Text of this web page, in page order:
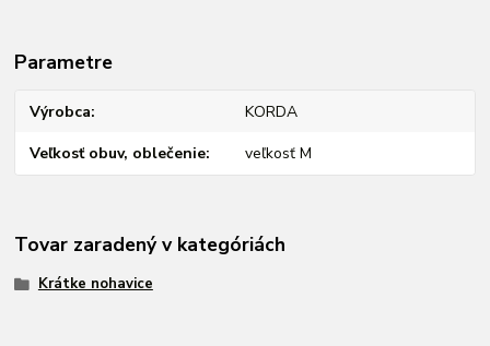
Parametre
Výrobca KORDA
Veľkosť obuv, oblečenie veľkosť M
Tovar zaradený v kategóriách
Krátke nohavice